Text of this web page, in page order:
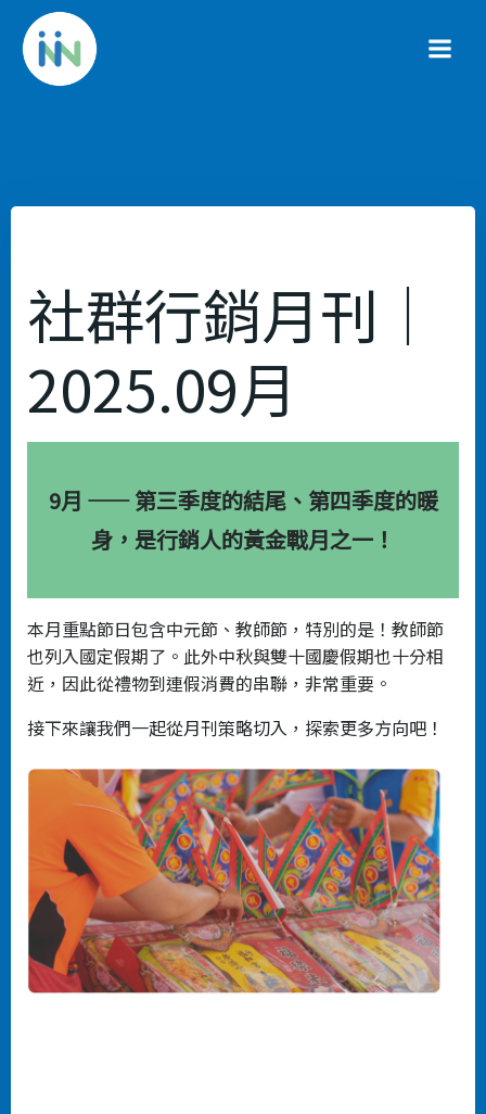
社群行銷月刊｜
2025.09月
9月 —— 第三季度的結尾、第四季度的暖
身，是行銷人的黃金戰月之一！
本月重點節日包含中元節、教師節，特別的是！教師節
也列入國定假期了。此外中秋與雙十國慶假期也十分相
近，因此從禮物到連假消費的串聯，非常重要。
接下來讓我們一起從月刊策略切入，探索更多方向吧！